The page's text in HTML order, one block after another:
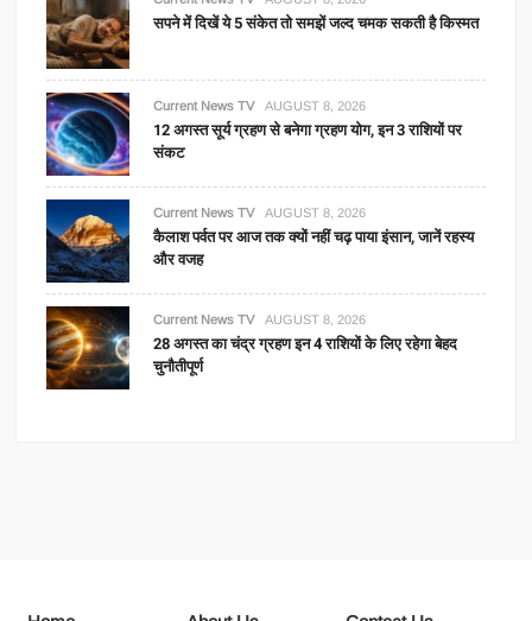
सपने में दिखें ये 5 संकेत तो समझें जल्द चमक सकती है किस्मत
Current News TV AUGUST 8, 2026
12 अगस्त सूर्य ग्रहण से बनेगा ग्रहण योग, इन 3 राशियों पर
संकट
Current News TV AUGUST 8, 2026
कैलाश पर्वत पर आज तक क्यों नहीं चढ़ पाया इंसान, जानें रहस्य
और वजह
Current News TV AUGUST 8, 2026
28 अगस्त का चंद्र ग्रहण इन 4 राशियों के लिए रहेगा बेहद
चुनौतीपूर्ण